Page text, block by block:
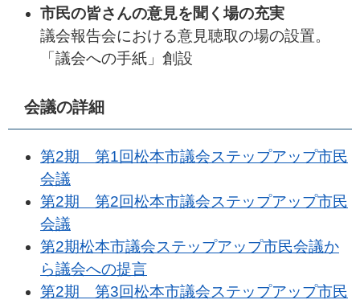
市民の皆さんの意見を聞く場の充実
議会報告会における意見聴取の場の設置。
「議会への手紙」創設
会議の詳細
第2期 第1回松本市議会ステップアップ市民
会議
第2期 第2回松本市議会ステップアップ市民
会議
第2期松本市議会ステップアップ市民会議か
ら議会への提言
第2期 第3回松本市議会ステップアップ市民